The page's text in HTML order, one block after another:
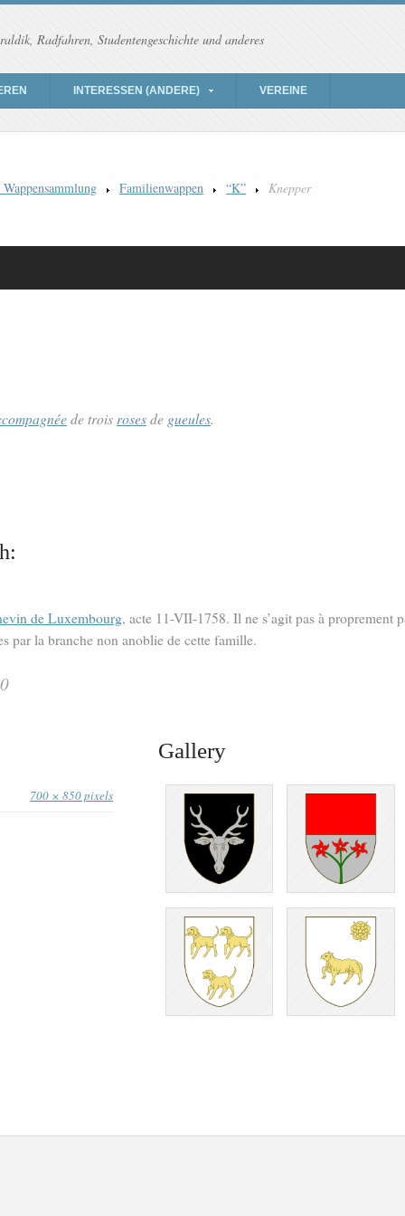
Radfahren, Studentengeschichte und anderes
INTERESSEN (ANDERE) VEREINE
Familienwappen “K” Knepper
de troisrosesde gueules.
de Luxembourg, acte 11-VII-1758. Il ne s’agit pas à proprement
par la branche non anoblie de cette famille.
700 × 850 pixels
Gallery